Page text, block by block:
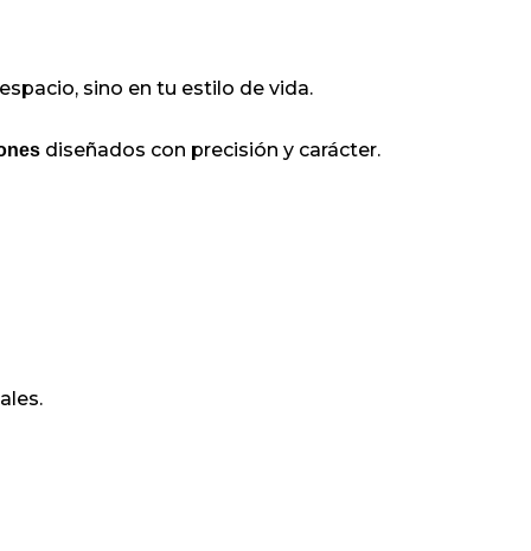
sino en tu estilo de vida.
diseñados con precisión y carácter.